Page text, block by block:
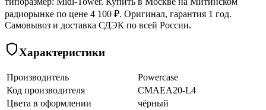
радиорынке по цене 4 100 ₽. Оригинал, гарантия 1 год.
Самовывоз и доставка СДЭК по всей России.
Характеристики
Производитель
Powercase
Код производителя
CMAEA20-L4
Цвета в оформлении
чёрный